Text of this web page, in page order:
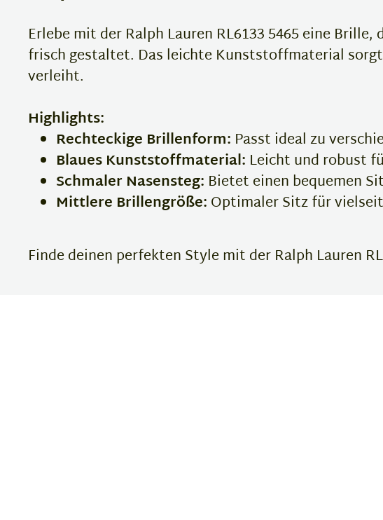
Erlebe mit der Ralph Lauren RL6133 5465 eine
frisch gestaltet. Das leichte Kunststoffmaterial
verleiht.
Highlights:
Rechteckige Brillenform: Passt ideal zu
Blaues Kunststoffmaterial: Leicht und robust
Schmaler Nasensteg: Bietet einen bequemen
Mittlere Brillengröße:Optimaler Sitz für
Finde deinen perfekten Style mit der Ralph Lauren